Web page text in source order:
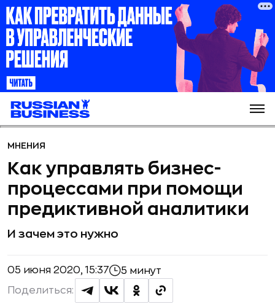
МНЕНИЯ
Как управлять бизнес-
процессами при помощи
предиктивной аналитики
И зачем это нужно
05 июня 2020, 15:37 5 минут
Поделиться: